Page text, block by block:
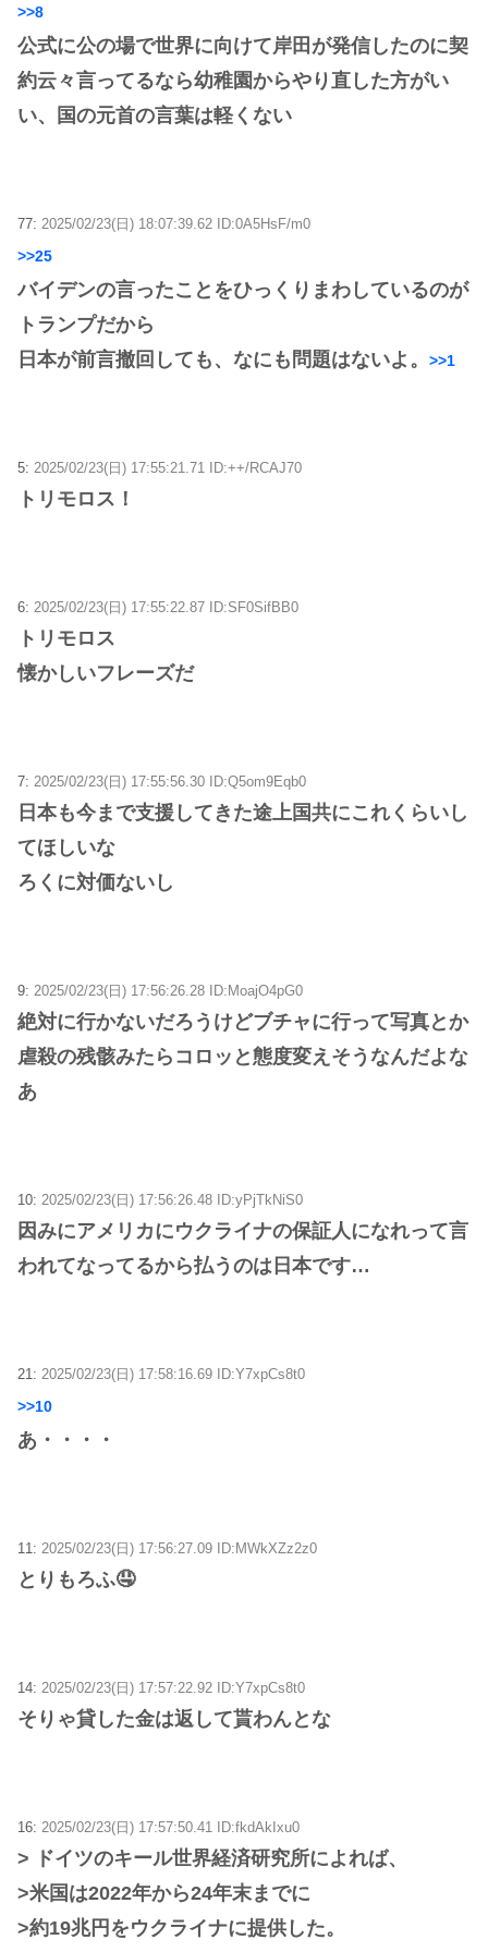
>>8
公式に公の場で世界に向けて岸田が発信したのに契
約云々言ってるなら幼稚園からやり直した方がい
い、国の元首の言葉は軽くない
77: 2025/02/23(日) 18:07:39.62 ID:0A5HsF/m0
>>25
バイデンの言ったことをひっくりまわしているのが
トランプだから
日本が前言撤回しても、なにも問題はないよ。
>>1
5: 2025/02/23(日) 17:55:21.71 ID:++/RCAJ70
トリモロス！
6: 2025/02/23(日) 17:55:22.87 ID:SF0SifBB0
トリモロス
懐かしいフレーズだ
7: 2025/02/23(日) 17:55:56.30 ID:Q5om9Eqb0
日本も今まで支援してきた途上国共にこれくらいし
てほしいな
ろくに対価ないし
9: 2025/02/23(日) 17:56:26.28 ID:MoajO4pG0
絶対に行かないだろうけどブチャに行って写真とか
虐殺の残骸みたらコロッと態度変えそうなんだよな
あ
10: 2025/02/23(日) 17:56:26.48 ID:yPjTkNiS0
因みにアメリカにウクライナの保証人になれって言
われてなってるから払うのは日本です…
21: 2025/02/23(日) 17:58:16.69 ID:Y7xpCs8t0
>>10
あ・・・・
11: 2025/02/23(日) 17:56:27.09 ID:MWkXZz2z0
とりもろふ🤤
14: 2025/02/23(日) 17:57:22.92 ID:Y7xpCs8t0
そりゃ貸した金は返して貰わんとな
16: 2025/02/23(日) 17:57:50.41 ID:fkdAkIxu0
> ドイツのキール世界経済研究所によれば、
>米国は2022年から24年末までに
>約19兆円をウクライナに提供した。